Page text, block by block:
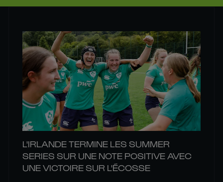
L'IRLANDE TERMINE LES SUMMER
SERIES SUR UNE NOTE POSITIVE AVEC
UNE VICTOIRE SUR L'ÉCOSSE